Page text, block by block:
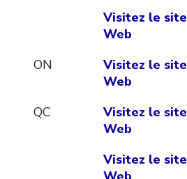
Visitez le site
Web
ON
Visitez le site
Web
QC
Visitez le site
Web
Visitez le site